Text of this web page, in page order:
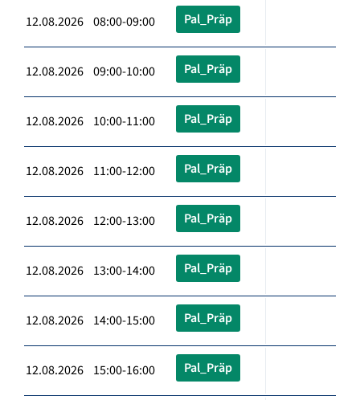
12.08.2026 08:00-09:00 Pal_Präp
12.08.2026 09:00-10:00 Pal_Präp
12.08.2026 10:00-11:00 Pal_Präp
12.08.2026 11:00-12:00 Pal_Präp
12.08.2026 12:00-13:00 Pal_Präp
12.08.2026 13:00-14:00 Pal_Präp
12.08.2026 14:00-15:00 Pal_Präp
12.08.2026 15:00-16:00 Pal_Präp